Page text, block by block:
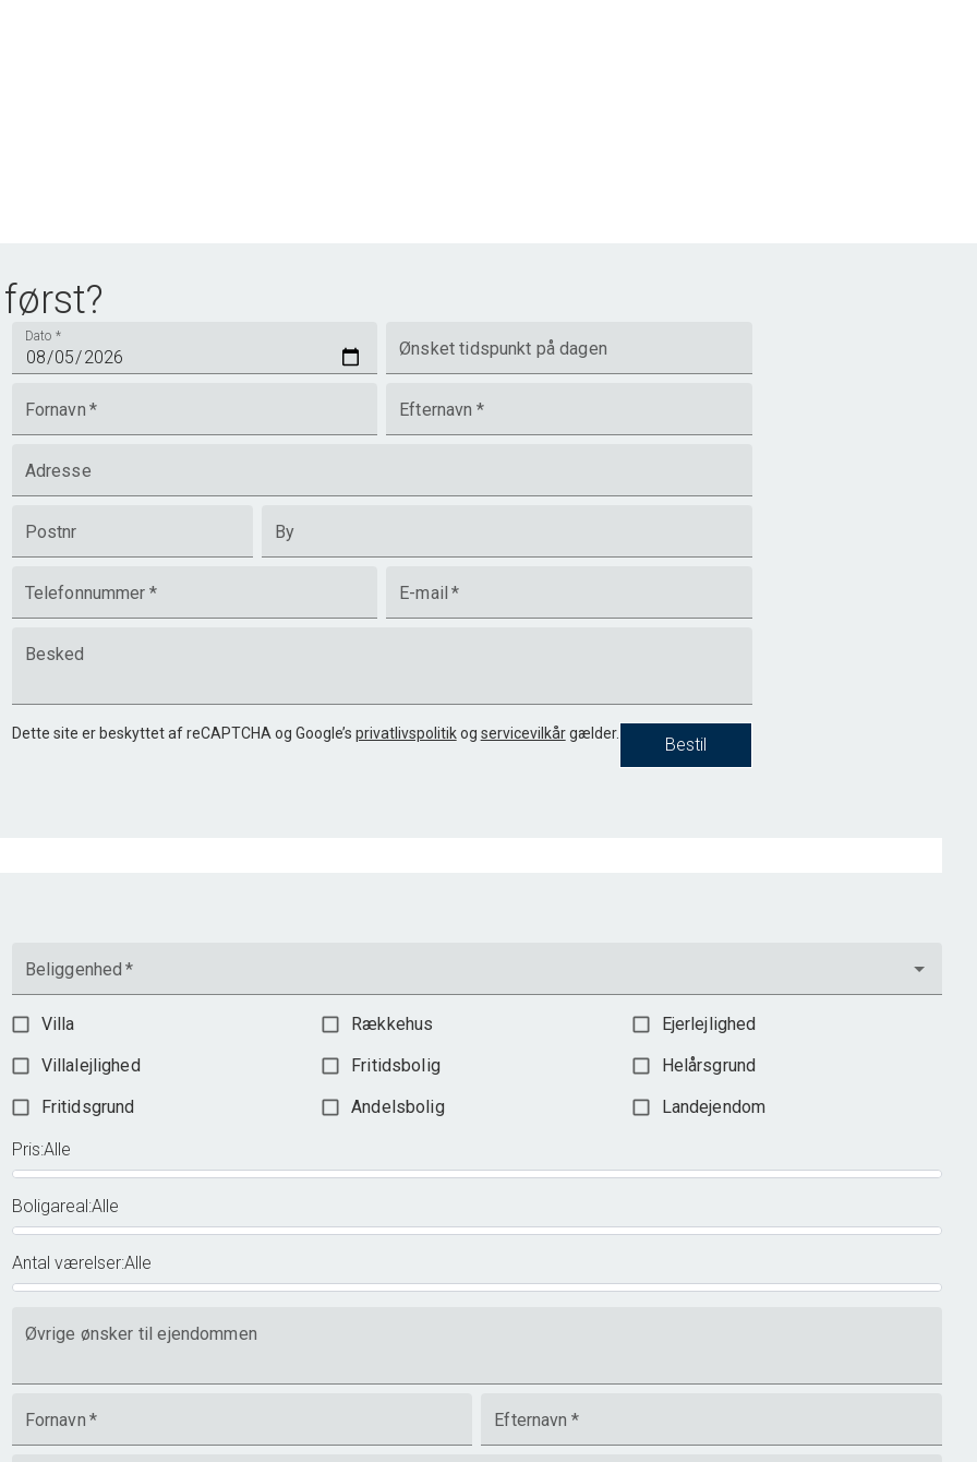
Dato *
Ønsket tidspunkt på dagen
Fornavn * Efternavn *
Adresse
Postnr By
Telefonnummer * E-mail *
Besked
Dette site er beskyttet af reCAPTCHA og Google’s privatlivspolitik og servicevilkår gælder.
Bestil
Beliggenhed *
Villa Rækkehus
Ejerlejlighed
Villalejlighed
Fritidsbolig
Helårsgrund
Fritidsgrund
Andelsbolig Landejendom
Pris:Alle
Boligareal:Alle
Antal værelser:Alle
Øvrige ønsker til ejendommen
Fornavn * Efternavn *